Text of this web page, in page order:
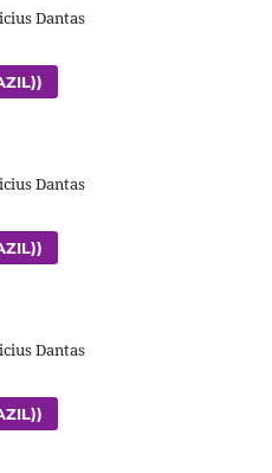
Dantas
Dantas
Dantas